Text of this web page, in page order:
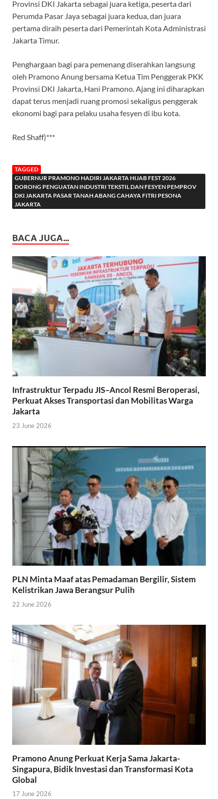
Provinsi DKI Jakarta sebagai juara ketiga, peserta dari
Perumda Pasar Jaya sebagai juara kedua, dan juara
pertama diraih peserta dari Pemerintah Kota Administrasi
Jakarta Timur.
Penghargaan bagi para pemenang diserahkan langsung
oleh Pramono Anung bersama Ketua Tim Penggerak PKK
Provinsi DKI Jakarta, Hani Pramono. Ajang ini diharapkan
dapat terus menjadi ruang promosi sekaligus penggerak
ekonomi bagi para pelaku usaha fesyen di ibu kota.
Red Shaff)***
TAGGED
GUBERNUR PRAMONO HADIRI JAKARTA HIJAB FEST 2026
DORONG PENGUATAN INDUSTRI TEKSTIL DAN FESYEN PEMPROV
DKI JAKARTA PASAR TANAH ABANG CAHAYA FITRI PESONA
JAKARTA
BACA JUGA...
Infrastruktur Terpadu JIS–Ancol Resmi Beroperasi,
Perkuat Akses Transportasi dan Mobilitas Warga
Jakarta
23 June 2026
PLN Minta Maaf atas Pemadaman Bergilir, Sistem
Kelistrikan Jawa Berangsur Pulih
22 June 2026
Pramono Anung Perkuat Kerja Sama Jakarta-
Singapura, Bidik Investasi dan Transformasi Kota
Global
17 June 2026